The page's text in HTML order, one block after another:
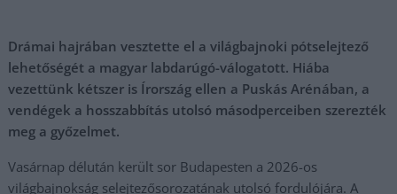
Drámai hajrában vesztette el a világbajnoki pótselejtező
lehetőségét a magyar labdarúgó-válogatott. Hiába
vezettünk kétszer is Írország ellen a Puskás Arénában, a
vendégek a hosszabbítás utolsó másodperceiben szerezték
meg a győzelmet.
Vasárnap délután került sor Budapesten a 2026-os
világbajnokság selejtezősorozatának utolsó fordulójára. A